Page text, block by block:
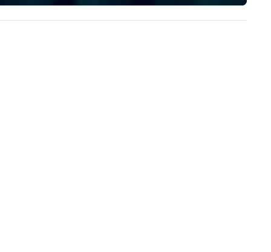
implement the right